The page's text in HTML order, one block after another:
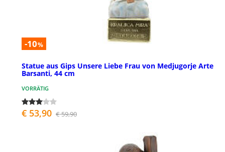
-10%
Statue aus Gips Unsere Liebe Frau von Medjugorje Arte
Barsanti, 44 cm
VORRÄTIG
€ 53,90 € 59,90